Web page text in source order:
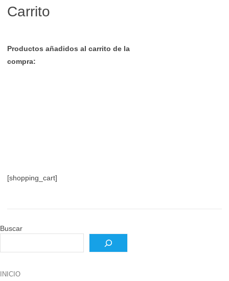
Carrito
Productos añadidos al carrito de la
compra:
[shopping_cart]
Buscar
INICIO